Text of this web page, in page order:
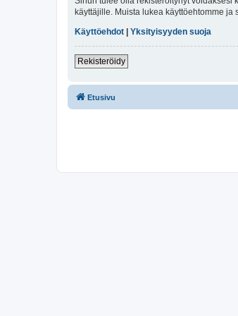
käyttäjille. Muista lukea käyttöehtomme ja
Käyttöehdot | Yksityisyyden suoja
Rekisteröidy
Etusivu